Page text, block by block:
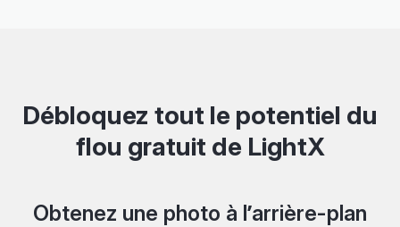
Débloquez tout le potentiel du
flou gratuit de LightX
Obtenez une photo à l’arrière-plan